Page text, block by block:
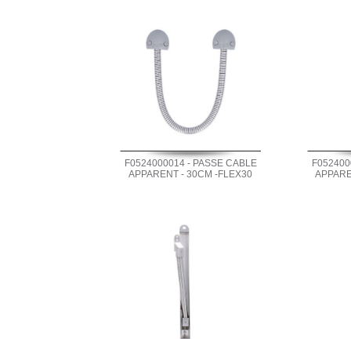
F0524000014 - PASSE CABLE
APPARENT - 30CM -FLEX30